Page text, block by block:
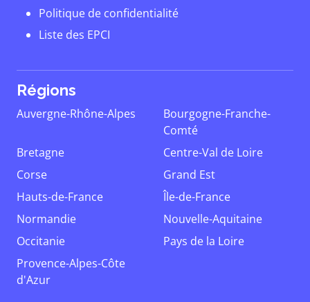
Politique de confidentialité
Liste des EPCI
Régions
Auvergne-Rhône-Alpes
Bourgogne-Franche-
Comté
Bretagne
Centre-Val de Loire
Corse
Grand Est
Hauts-de-France
Île-de-France
Normandie
Nouvelle-Aquitaine
Occitanie
Pays de la Loire
Provence-Alpes-Côte
d'Azur